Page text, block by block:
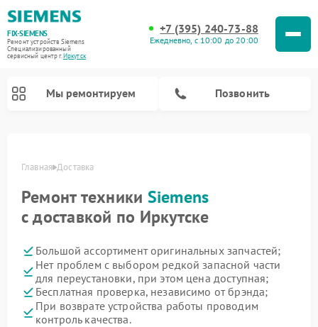
FIX-SIEMENS
Ремонт устройств Siemens
Специализированный
cервисный центр г.Иркутск
+7 (395) 240-73-88
Ежедневно, с 10:00 до 20:00
Мы ремонтируем Позвонить
Главная Доставка
Ремонт техники Siemens
с доставкой по Иркутске
Большой ассортимент оригинальных запчастей;
Нет проблем с выбором редкой запасной части
для переустановки, при этом цена доступная;
Бесплатная проверка, независимо от брэнда;
При возврате устройства работы проводим
контроль качества.